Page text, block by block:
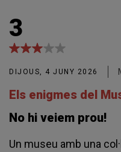
3
DIJOUS, 4 JUNY 2026
Els enigmes del
No hi veiem prou!
Un museu amb una